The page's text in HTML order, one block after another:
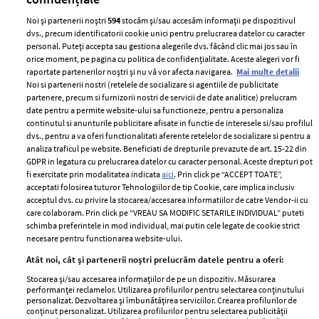
ELLE Style Awards
2024
Despre ELLE
Romania
Contact
Abonamente
Termeni si conditii
Politica de
confidențialitate
Politica de cookies
Publicitate
GSP
Unica
Baby
femei
Viva
Avantaje
Noi și partenerii noștri594stocăm și/sau accesăm informații pe dispozitivul
dvs., precum identificatorii cookie unici pentru prelucrarea datelor cu caracter
personal. Puteți accepta sau gestiona alegerile dvs. făcând clic mai jos sau în
orice moment, pe pagina cu politica de confidențialitate. Aceste alegeri vor fi
raportate partenerilor noștri și nu vă vor afecta navigarea. Mai multe detalii
Noi si partenerii nostri (retelele de socializare si agentiile de publicitate
partenere, precum si furnizorii nostri de servicii de date analitice) prelucram
date pentru a permite website-ului sa functioneze, pentru a personaliza
continutul si anunturile publicitare afisate in functie de interesele si/sau profilul
dvs., pentru a va oferi functionalitati aferente retelelor de socializare si pentru a
analiza traficul pe website. Beneficiati de drepturile prevazute de art. 15-22 din
GDPR in legatura cu prelucrarea datelor cu caracter personal. Aceste drepturi pot
fi exercitate prin modalitatea indicataaici. Prin click pe “ACCEPT TOATE”,
acceptati folosirea tuturor Tehnologiilor de tip Cookie, care implica inclusiv
acceptul dvs. cu privire la stocarea/accesarea informatiilor de catre Vendor-ii cu
care colaboram. Prin click pe “VREAU SA MODIFIC SETARILE INDIVIDUAL” puteti
schimba preferintele in mod individual, mai putin cele legate de cookie strict
necesare pentru functionarea website-ului.
Atât noi, cât și partenerii noștri prelucrăm datele pentru a oferi:
Stocarea și/sau accesarea informațiilor de pe un dispozitiv. Măsurarea
performanței reclamelor. Utilizarea profilurilor pentru selectarea conținutului
personalizat. Dezvoltarea și îmbunătățirea serviciilor. Crearea profilurilor de
conținut personalizat. Utilizarea profilurilor pentru selectarea publicității